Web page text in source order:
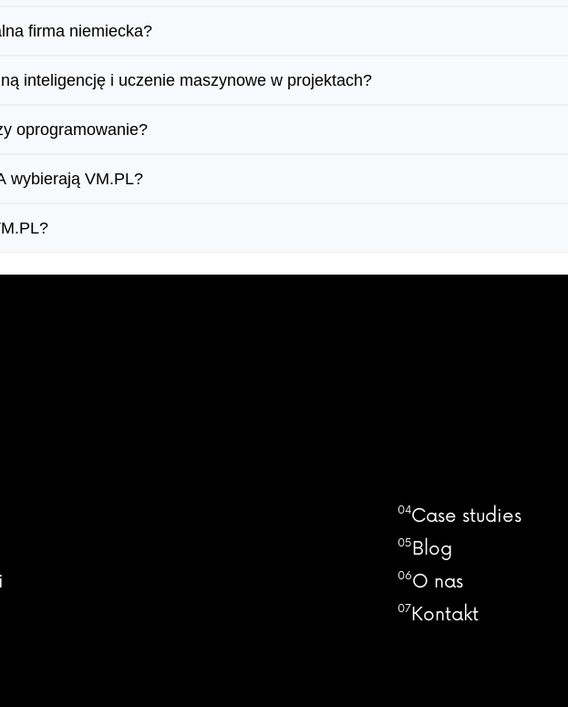
firma niemiecka?
inteligencję i uczenie maszynowe w projektach?
oprogramowanie?
wybierają VM.PL?
04Case studies
05Blog
06O nas
07Kontakt